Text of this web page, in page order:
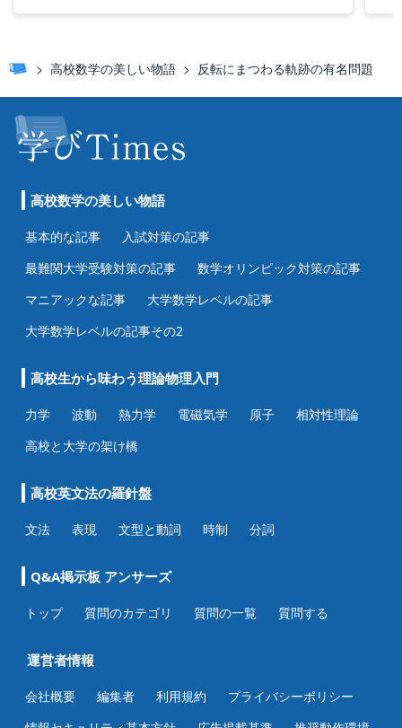
高校数学の美しい物語 反転にまつわる軌跡の有名問題
高校数学の美しい物語
基本的な記事
入試対策の記事
最難関大学受験対策の記事
数学オリンピック対策の記事
マニアックな記事
大学数学レベルの記事
大学数学レベルの記事その2
高校生から味わう理論物理入門
力学 波動 熱力学 電磁気学 原子
相対性理論
高校と大学の架け橋
高校英文法の羅針盤
文法 表現 文型と動詞 時制 分詞
Q&A掲示板 アンサーズ
トップ 質問のカテゴリ 質問の一覧 質問する
運営者情報
会社概要 編集者 利用規約
プライバシーポリシー